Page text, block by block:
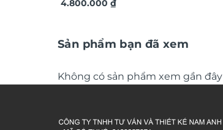
thất GC186
4.800.000₫
Sản phẩm bạn đã xem
Không có sản phẩm xem gần đây